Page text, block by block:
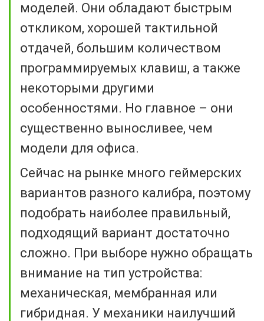
моделей. Они обладают быстрым
откликом, хорошей тактильной
отдачей, большим количеством
программируемых клавиш, а также
некоторыми другими
особенностями. Но главное – они
существенно выносливее, чем
модели для офиса.
Сейчас на рынке много геймерских
вариантов разного калибра, поэтому
подобрать наиболее правильный,
подходящий вариант достаточно
сложно. При выборе нужно обращать
внимание на тип устройства:
механическая, мембранная или
гибридная. У механики наилучший